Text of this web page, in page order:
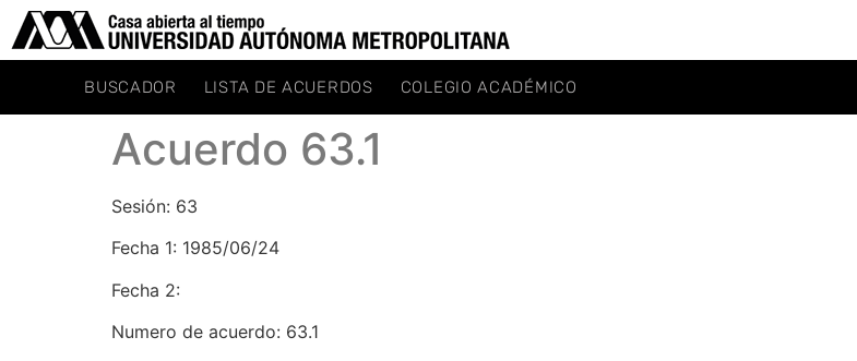
BUSCADOR LISTA DE ACUERDOS COLEGIO ACADÉMICO
Acuerdo 63.1
Sesión: 63
Fecha 1: 1985/06/24
Fecha 2:
Numero de acuerdo: 63.1